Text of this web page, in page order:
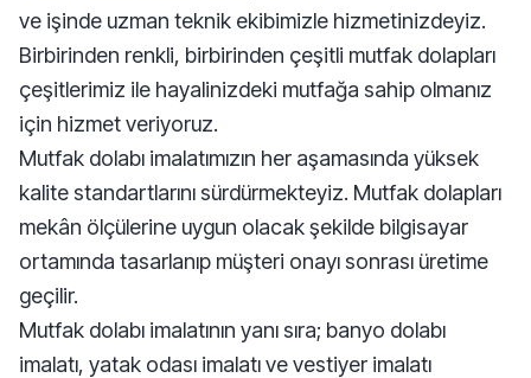
ve işinde uzman teknik ekibimizle hizmetinizdeyiz.
Birbirinden renkli, birbirinden çeşitli mutfak dolapları
çeşitlerimiz ile hayalinizdeki mutfağa sahip olmanız
için hizmet veriyoruz.
Mutfak dolabı imalatımızın her aşamasında yüksek
kalite standartlarını sürdürmekteyiz. Mutfak dolapları
mekân ölçülerine uygun olacak şekilde bilgisayar
ortamında tasarlanıp müşteri onayı sonrası üretime
geçilir.
Mutfak dolabı imalatının yanı sıra; banyo dolabı
imalatı, yatak odası imalatı ve vestiyer imalatı